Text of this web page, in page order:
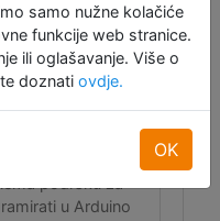
na ESP32-
2.4 GHz Wi-Fi
s niskom
USB-om pa
miša, MIDI
u Arduino
samo nužne kolačiće
funkcije web stranice.
ili oglašavanje. Više o
doznati ovdje.
OK